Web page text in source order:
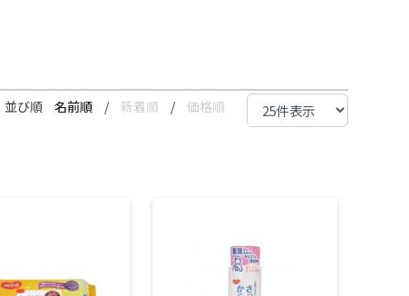
並び順 名前順 / 新着順 / 価格順